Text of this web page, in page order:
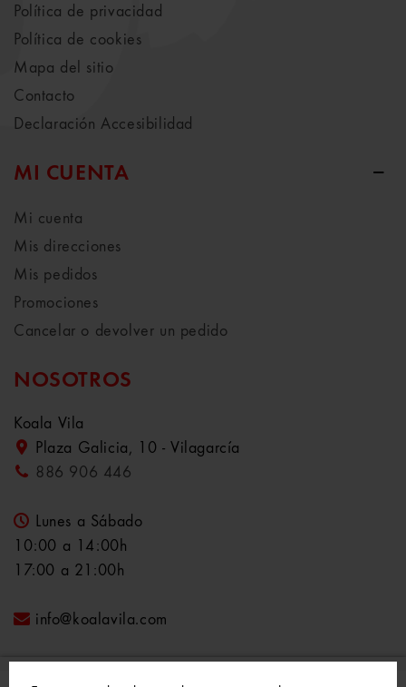
Política de privacidad
Política de cookies
Mapa del sitio
Contacto
Declaración Accesibilidad
MI CUENTA
Mi cuenta
Mis direcciones
Mis pedidos
Promociones
Cancelar o devolver un pedido
NOSOTROS
Koala Vila
Plaza Galicia, 10 - Vilagarcía
886 906 446
Lunes a Sábado
10:00 a 14:00h
17:00 a 21:00h
info@koalavila.com